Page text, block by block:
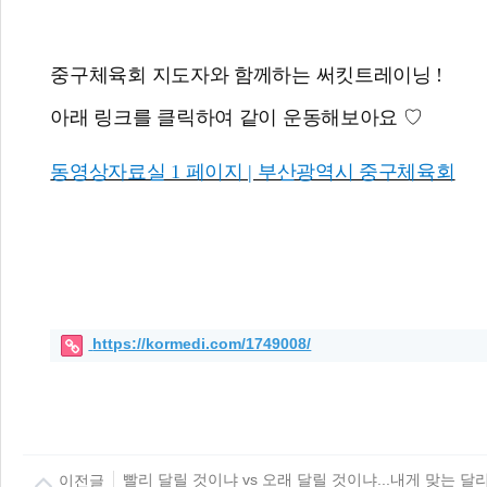
중구체육회 지도자와 함께하는 써킷트레이닝 !
아래 링크를 클릭하여 같이 운동해보아요 ♡
동영상자료실 1 페이지 | 부산광역시 중구체육회
https://kormedi.com/1749008/
이전글 빨리 달릴 것이냐 vs 오래 달릴 것이냐...내게 맞는 달